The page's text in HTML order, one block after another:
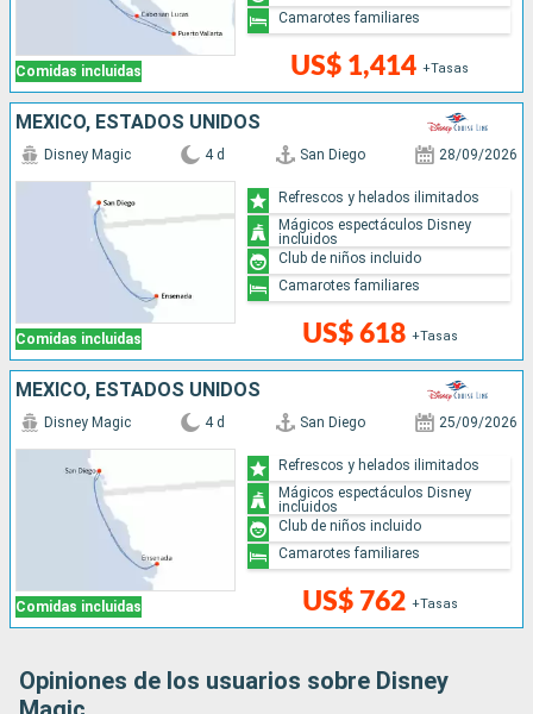
Comidas incluidas US$ 1,414 +Tasas
Camarotes familiares
MÉXICO, ESTADOS UNIDOS
Comidas incluidas
Disney Magic 4 d San Diego 28/09/2026
US$ 618 +Tasas
Refrescos y helados ilimitados
Mágicos espectáculos Disney
incluidos
Club de niños incluido
Camarotes familiares
MÉXICO, ESTADOS UNIDOS
Comidas incluidas
Disney Magic 4 d San Diego 25/09/2026
US$ 762 +Tasas
Refrescos y helados ilimitados
Mágicos espectáculos Disney
incluidos
Club de niños incluido
Camarotes familiares
Opiniones de los usuarios sobre Disney